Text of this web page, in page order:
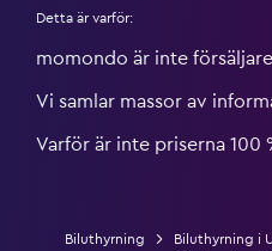
Detta är varför:
momondo är inte
Vi samlar massor av
Varför är inte priserna 100
Biluthyrning Biluthyrning i